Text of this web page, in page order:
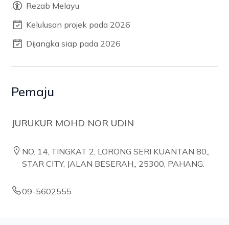
Rezab Melayu
Kelulusan projek pada 2026
Dijangka siap pada 2026
Pemaju
JURUKUR MOHD NOR UDIN
NO. 14, TINGKAT 2, LORONG SERI KUANTAN 80,,
STAR CITY, JALAN BESERAH,, 25300, PAHANG.
09-5602555